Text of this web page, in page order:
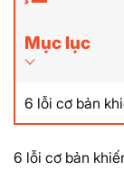
Mục lục
6 lỗi cơ bản
6 lỗi cơ bản